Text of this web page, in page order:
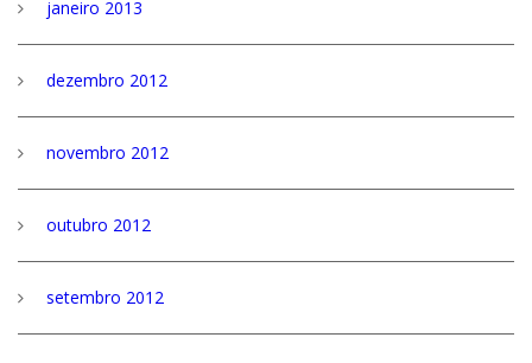
janeiro 2013
dezembro 2012
novembro 2012
outubro 2012
setembro 2012